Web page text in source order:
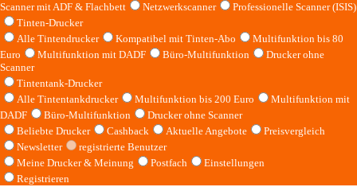
Scanner mit ADF & Flachbett
Netzwerkscanner
Professionelle Scanner (ISIS)
Tinten-Drucker
Alle Tintendrucker
Kompatibel mit Tinten-Abo
Multifunktion bis 80
Euro
Multifunktion mit DADF Büro-Multifunktion
Drucker ohne
Scanner
Tintentank-Drucker
Alle Tintentankdrucker
Multifunktion bis 200 Euro
Multifunktion mit
DADF
Büro-Multifunktion
Drucker ohne Scanner
Beliebte Drucker
Cashback Aktuelle Angebote
Preisvergleich
Newsletter
registrierte Benutzer
Meine Drucker & Meinung
Postfach
Einstellungen
Registrieren